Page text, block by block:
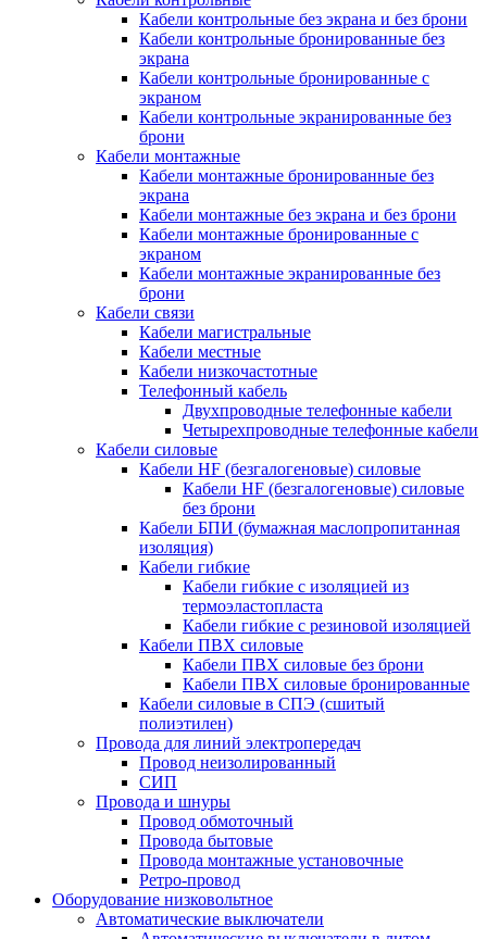
Кабели контрольные без экрана и без брони
Кабели контрольные бронированные без
экрана
Кабели контрольные бронированные с
экраном
Кабели контрольные экранированные без
брони
Кабели монтажные
Кабели монтажные бронированные без
экрана
Кабели монтажные без экрана и без брони
Кабели монтажные бронированные с
экраном
Кабели монтажные экранированные без
брони
Кабели связи
Кабели магистральные
Кабели местные
Кабели низкочастотные
Телефонный кабель
Двухпроводные телефонные кабели
Четырехпроводные телефонные кабели
Кабели силовые
Кабели HF (безгалогеновые) силовые
Кабели HF (безгалогеновые) силовые
без брони
Кабели БПИ (бумажная маслопропитанная
изоляция)
Кабели гибкие
Кабели гибкие с изоляцией из
термоэластопласта
Кабели гибкие с резиновой изоляцией
Кабели ПВХ силовые
Кабели ПВХ силовые без брони
Кабели ПВХ силовые бронированные
Кабели силовые в СПЭ (сшитый
полиэтилен)
Провода для линий электропередач
Провод неизолированный
СИП
Провода и шнуры
Провод обмоточный
Провода бытовые
Провода монтажные установочные
Ретро-провод
Оборудование низковольтное
Автоматические выключатели